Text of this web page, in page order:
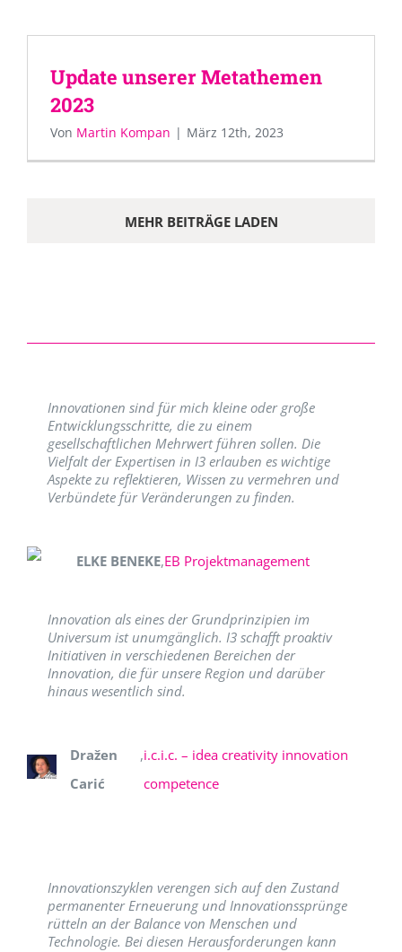
Update unserer Metathemen
2023
Von Martin Kompan | März 12th, 2023
MEHR BEITRÄGE LADEN
Innovationen sind für mich kleine oder große
Entwicklungsschritte, die zu einem
gesellschaftlichen Mehrwert führen sollen. Die
Vielfalt der Expertisen in I3 erlauben es wichtige
Aspekte zu reflektieren, Wissen zu vermehren und
Verbündete für Veränderungen zu finden.
ELKE BENEKE,EB Projektmanagement
Innovation als eines der Grundprinzipien im
Universum ist unumgänglich. I3 schafft proaktiv
Initiativen in verschiedenen Bereichen der
Innovation, die für unsere Region und darüber
hinaus wesentlich sind.
Dražen
Carić
,i.c.i.c. – idea creativity innovation
competence
Innovationszyklen verengen sich auf den Zustand
permanenter Erneuerung und Innovationssprünge
rütteln an der Balance von Menschen und
Technologie. Bei diesen Herausforderungen kann